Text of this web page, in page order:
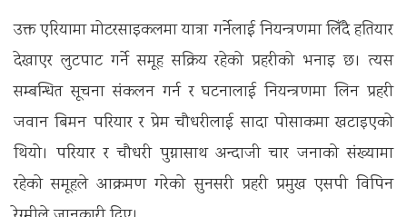
उक्त एरियामा मोटरसाइकलमा यात्रा गर्नेलाई नियन्त्रणमा लिँदै हतियार
देखाएर लुटपाट गर्ने समूह सक्रिय रहेको प्रहरीको भनाइ छ। त्यस
सम्बन्धित सूचना संकलन गर्न र घटनालाई नियन्त्रणमा लिन प्रहरी
जवान बिमन परियार र प्रेम चौधरीलाई सादा पोसाकमा खटाइएको
थियो। परियार र चौधरी पुग्नासाथ अन्दाजी चार जनाको संख्यामा
रहेको समूहले आक्रमण गरेको सुनसरी प्रहरी प्रमुख एसपी विपिन